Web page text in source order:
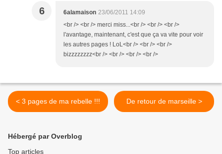
6 6alamaison 23/06/2011 14:09
<br /> <br /> merci miss...<br /> <br /> <br />
l'avantage, maintenant, c'est que ça va vite pour voir
les autres pages ! LoL<br /> <br /> <br />
bizzzzzzzz<br /> <br /> <br /> <br />
< 3 pages de ma rebelle !!! De retour de marseille >
Hébergé par Overblog
Top articles